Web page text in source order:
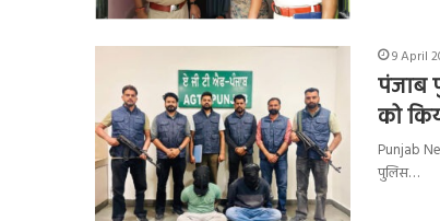
9 April
पंजाब
को
Punjab
पुलिस…